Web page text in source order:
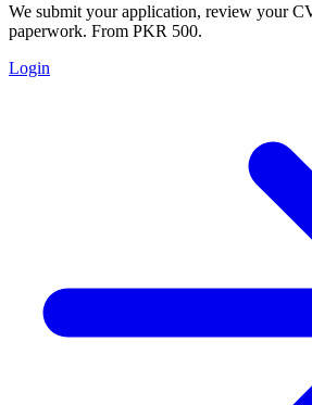
We submit your application, review your
paperwork. From PKR 500.
Login